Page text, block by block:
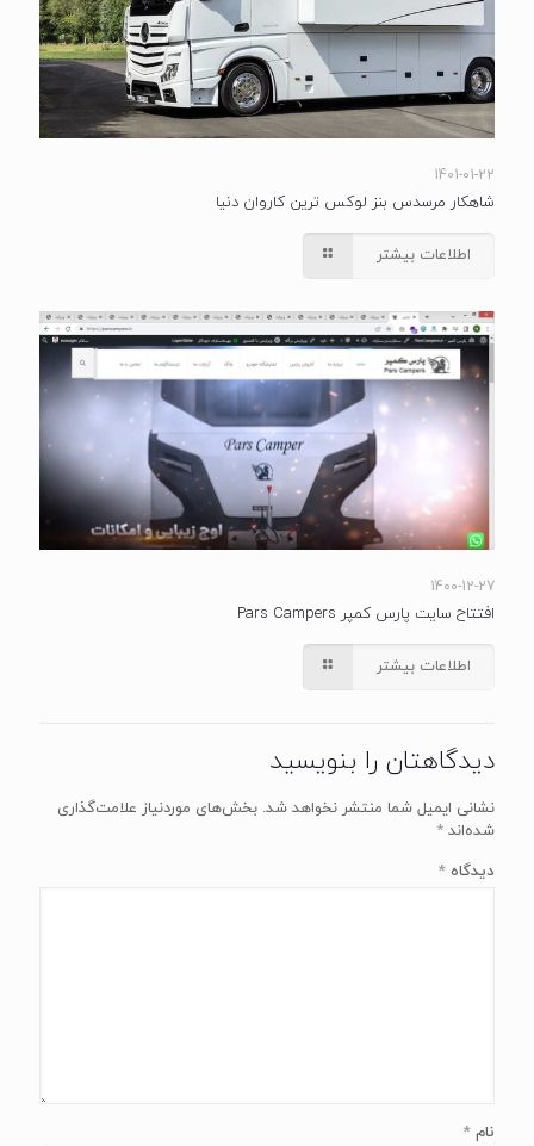
1401-01-22
شاهکار مرسدس بنز لوکس ترین کاروان دنیا
اطلاعات بیشتر
1400-12-27
افتتاح سایت پارس کمپر Pars Campers
اطلاعات بیشتر
دیدگاهتان را بنویسید
نشانی ایمیل شما منتشر نخواهد شد. بخش‌های موردنیاز علامت‌گذاری
شده‌اند *
دیدگاه *
نام *